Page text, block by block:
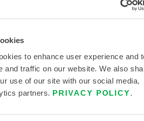
to enhance user experience and
and traffic on our website. We also
use of our site with our social media,
partners. PRIVACY POLICY
USA, KANADA,
ASIEN, OZEANIEN, AFRIKA,